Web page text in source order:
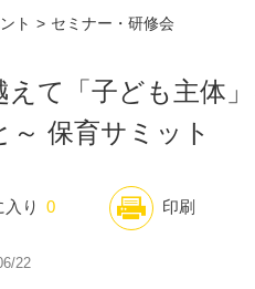
ト セミナー・研修会
えて「子ども主体
～ 保育サミット
入り 0 印刷
22